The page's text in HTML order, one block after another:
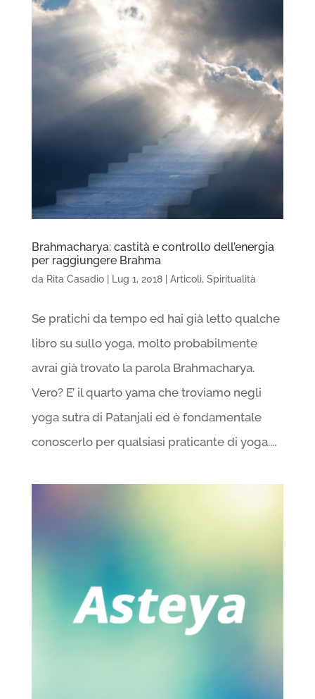
Brahmacharya: castità e controllo dell’energia
per raggiungere Brahma
da Rita Casadio| Lug 1, 2018| Articoli, Spiritualità
Se pratichi da tempo ed hai già letto qualche
libro su sullo yoga, molto probabilmente
avrai già trovato la parola Brahmacharya.
Vero? E’ il quarto yama che troviamo negli
yoga sutra di Patanjali ed è fondamentale
conoscerlo per qualsiasi praticante di yoga....